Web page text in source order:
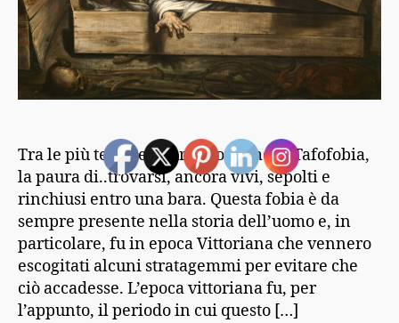
Tra le più temute paure, troviamo la Tafofobia,
la paura di..trovarsi, ancora vivi, sepolti e
rinchiusi entro una bara. Questa fobia è da
sempre presente nella storia dell’uomo e, in
particolare, fu in epoca Vittoriana che vennero
escogitati alcuni stratagemmi per evitare che
ciò accadesse. L’epoca vittoriana fu, per
l’appunto, il periodo in cui questo […]